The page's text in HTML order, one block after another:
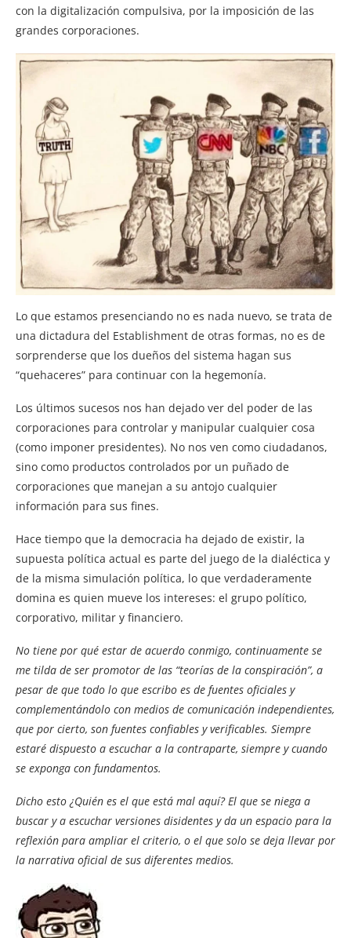
con la digitalización compulsiva, por la imposición de las
grandes corporaciones.
Lo que estamos presenciando no es nada nuevo, se trata de
una dictadura del Establishment de otras formas, no es de
sorprenderse que los dueños del sistema hagan sus
“quehaceres” para continuar con la hegemonía.
Los últimos sucesos nos han dejado ver del poder de las
corporaciones para controlar y manipular cualquier cosa
(como imponer presidentes). No nos ven como ciudadanos,
sino como productos controlados por un puñado de
corporaciones que manejan a su antojo cualquier
información para sus fines.
Hace tiempo que la democracia ha dejado de existir, la
supuesta política actual es parte del juego de la dialéctica y
de la misma simulación política, lo que verdaderamente
domina es quien mueve los intereses: el grupo político,
corporativo, militar y financiero.
No tiene por qué estar de acuerdo conmigo, continuamente se
me tilda de ser promotor de las “teorías de la conspiración”, a
pesar de que todo lo que escribo es de fuentes oficiales y
complementándolo con medios de comunicación independientes,
que por cierto, son fuentes confiables y verificables. Siempre
estaré dispuesto a escuchar a la contraparte, siempre y cuando
se exponga con fundamentos.
Dicho esto ¿Quién es el que está mal aquí? El que se niega a
buscar y a escuchar versiones disidentes y da un espacio para la
reflexión para ampliar el criterio, o el que solo se deja llevar por
la narrativa oficial de sus diferentes medios.